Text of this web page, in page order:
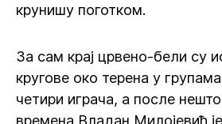
крунишу поготком.
За сам крај црвено-бели су
кругове око терена у
четири играча, а после
времена Владан Милојевић